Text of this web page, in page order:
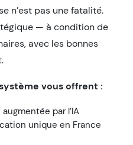
n’est pas une fatalité.
— à condition de
avec les bonnes
vous offrent :
par l’IA
unique en France